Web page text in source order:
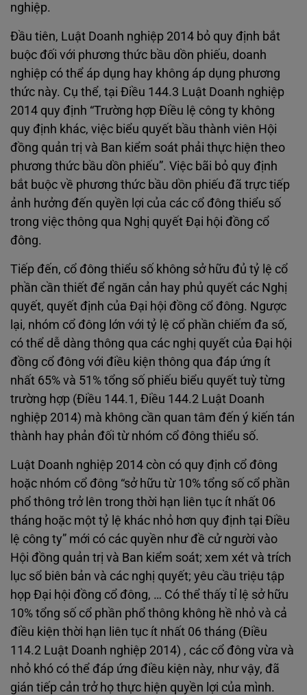
nghiệp.
Đầu tiên, Luật Doanh nghiệp 2014 bỏ quy định bắt
buộc đối với phương thức bầu dồn phiếu, doanh
nghiệp có thể áp dụng hay không áp dụng phương
thức này. Cụ thể, tại Điều 144.3 Luật Doanh nghiệp
2014 quy định “Trường hợp Điều lệ công ty không
quy định khác, việc biểu quyết bầu thành viên Hội
đồng quản trị và Ban kiểm soát phải thực hiện theo
phương thức bầu dồn phiếu”. Việc bãi bỏ quy định
bắt buộc về phương thức bầu dồn phiếu đã trực tiếp
ảnh hưởng đến quyền lợi của các cổ đông thiểu số
trong việc thông qua Nghị quyết Đại hội đồng cổ
đông.
Tiếp đến, cổ đông thiểu số không sở hữu đủ tỷ lệ cổ
phần cần thiết để ngăn cản hay phủ quyết các Nghị
quyết, quyết định của Đại hội đồng cổ đông. Ngược
lại, nhóm cổ đông lớn với tỷ lệ cổ phần chiếm đa số,
có thể dễ dàng thông qua các nghị quyết của Đại hội
đồng cổ đông với điều kiện thông qua đáp ứng ít
nhất 65% và 51% tổng số phiếu biểu quyết tuỳ từng
trường hợp (Điều 144.1, Điều 144.2 Luật Doanh
nghiệp 2014) mà không cần quan tâm đến ý kiến tán
thành hay phản đối từ nhóm cổ đông thiểu số.
Luật Doanh nghiệp 2014 còn có quy định cổ đông
hoặc nhóm cổ đông “sở hữu từ 10% tổng số cổ phần
phổ thông trở lên trong thời hạn liên tục ít nhất 06
tháng hoặc một tỷ lệ khác nhỏ hơn quy định tại Điều
lệ công ty” mới có các quyền như đề cử người vào
Hội đồng quản trị và Ban kiểm soát; xem xét và trích
lục sổ biên bản và các nghị quyết; yêu cầu triệu tập
họp Đại hội đồng cổ đông, … Có thể thấy tỉ lệ sở hữu
10% tổng số cổ phần phổ thông không hề nhỏ và cả
điều kiện thời hạn liên tục ít nhất 06 tháng (Điều
114.2 Luật Doanh nghiệp 2014) , các cổ đông vừa và
nhỏ khó có thể đáp ứng điều kiện này, như vậy, đã
gián tiếp cản trở họ thực hiện quyền lợi của mình.